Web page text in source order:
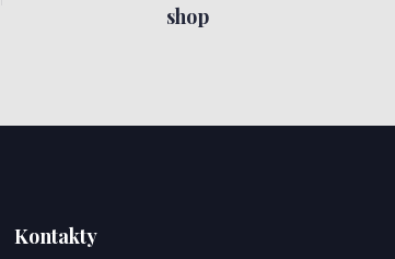
shop
Kontakty